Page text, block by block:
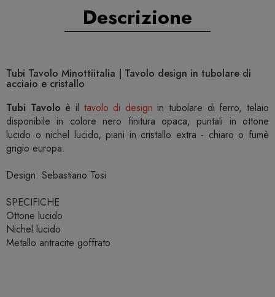
Descrizione
Tubi Tavolo Minottiitalia | Tavolo design in tubolare di
acciaio e cristallo
Tubi Tavolo è il tavolo di design in tubolare di ferro, telaio
disponibile in colore nero finitura opaca, puntali in ottone
lucido o nichel lucido, piani in cristallo extra - chiaro o fumè
grigio europa.
Design: Sebastiano Tosi
SPECIFICHE
Ottone lucido
Nichel lucido
Metallo antracite goffrato